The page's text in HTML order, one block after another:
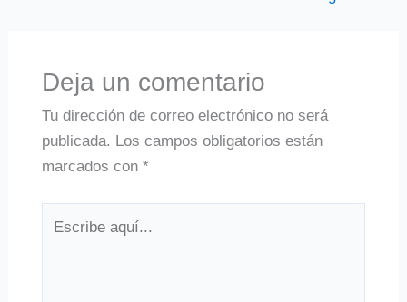
Deja un comentario
Tu dirección de correo electrónico no será
publicada. Los campos obligatorios están
marcados con *